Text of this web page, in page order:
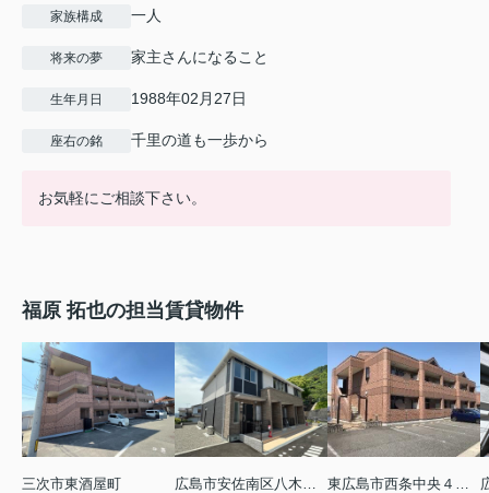
家族構成 一人
将来の夢 家主さんになること
生年月日 1988年02月27日
座右の銘 千里の道も一歩から
お気軽にご相談下さい。
福原 拓也の担当賃貸物件
三次市東酒屋町